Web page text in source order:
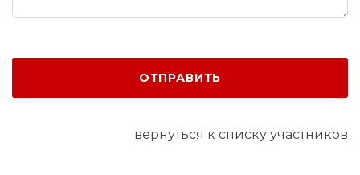
ОТПРАВИТЬ
вернуться к списку участников